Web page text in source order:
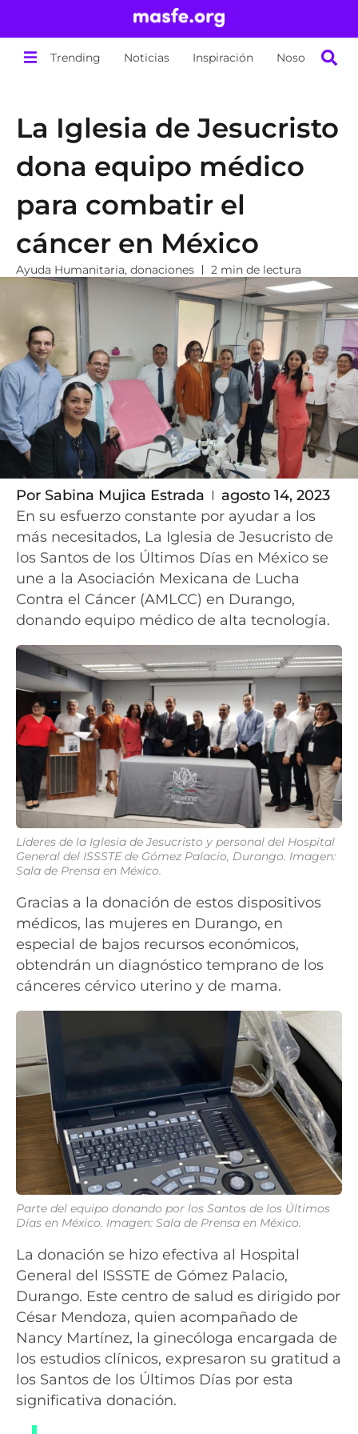
Trending Noticias Inspiración Nosotros
La Iglesia de Jesucristo
dona equipo médico
para combatir el
cáncer en México
Ayuda Humanitaria, donaciones 2 min de lectura
Por Sabina Mujica Estrada
agosto 14, 2023
En su esfuerzo constante por ayudar a los
más necesitados, La Iglesia de Jesucristo de
los Santos de los Últimos Días en México se
une a la Asociación Mexicana de Lucha
Contra el Cáncer (AMLCC) en Durango,
donando equipo médico de alta tecnología.
Líderes de la Iglesia de Jesucristo y personal del Hospital
General del ISSSTE de Gómez Palacio, Durango. Imagen:
Sala de Prensa en México.
Gracias a la donación de estos dispositivos
médicos, las mujeres en Durango, en
especial de bajos recursos económicos,
obtendrán un diagnóstico temprano de los
cánceres cérvico uterino y de mama.
Parte del equipo donando por los Santos de los Últimos
Días en México. Imagen: Sala de Prensa en México.
La donación se hizo efectiva al Hospital
General del ISSSTE de Gómez Palacio,
Durango. Este centro de salud es dirigido por
César Mendoza, quien acompañado de
Nancy Martínez, la ginecóloga encargada de
los estudios clínicos, expresaron su gratitud a
los Santos de los Últimos Días por esta
significativa donación.